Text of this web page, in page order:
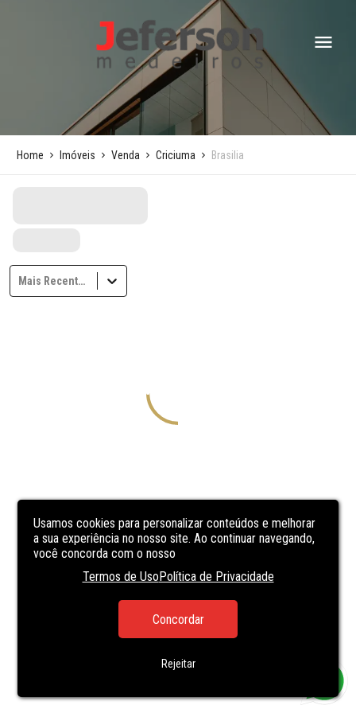
Usamos cookies para personalizar conteúdos e melhorar
a sua experiência no nosso site. Ao continuar navegando,
você concorda com o nosso
Termos de UsoPolítica de Privacidade
Concordar
Rejeitar
Home Imóveis Venda Criciuma Brasilia
Mais Recentes